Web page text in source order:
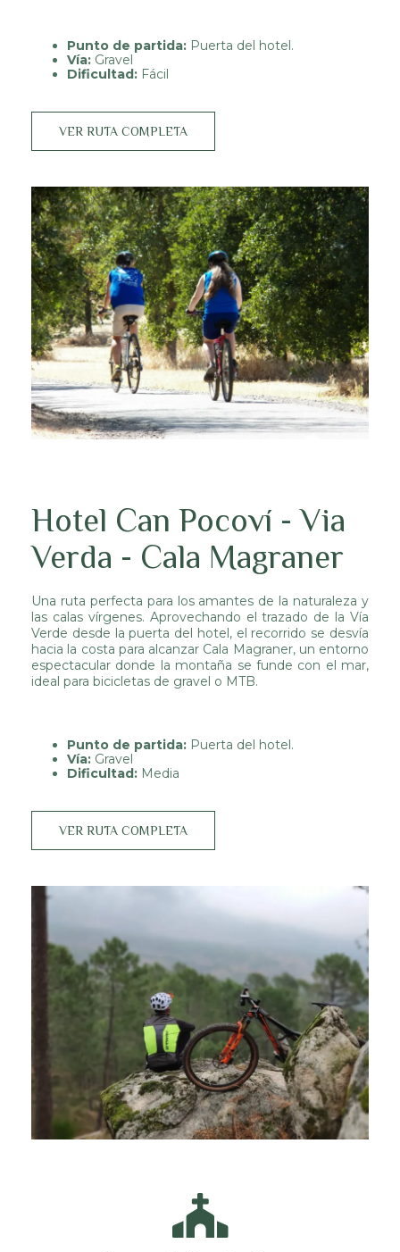
Punto de partida: Puerta del hotel.
Vía: Gravel
Dificultad: Fácil
VER RUTA COMPLETA
Hotel Can Pocoví - Via
Verda - Cala Magraner
Una ruta perfecta para los amantes de la naturaleza y
las calas vírgenes. Aprovechando el trazado de la Vía
Verde desde la puerta del hotel, el recorrido se desvía
hacia la costa para alcanzar Cala Magraner, un entorno
espectacular donde la montaña se funde con el mar,
ideal para bicicletas de gravel o MTB.
Punto de partida: Puerta del hotel.
Vía: Gravel
Dificultad: Media
VER RUTA COMPLETA